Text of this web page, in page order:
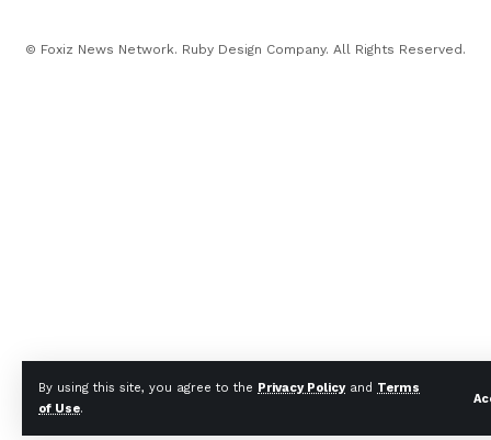
By using this site, you agree to the Privacy Policyand Terms
of Use.
© Foxiz News Network. Ruby Design Company. All Rights Reserved.